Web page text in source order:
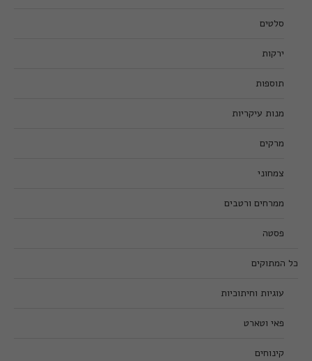
סלטים
ירקות
תוספות
מנות עיקריות
מרקים
צמחוני
ממרחים ורטבים
פסטה
כל המתוקים
עוגיות וחיתוכיות
פאי וטארט
קינוחים